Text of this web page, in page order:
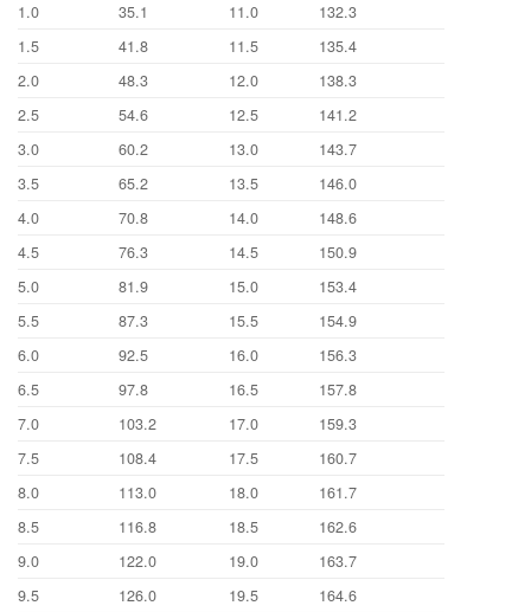
1.0
35.1 11.0
132.3
1.5
41.8 11.5
135.4
2.0
48.3 12.0
138.3
2.5
54.6 12.5
141.2
3.0
60.2 13.0
143.7
3.5
65.2 13.5
146.0
4.0
70.8 14.0
148.6
4.5
76.3 14.5
150.9
5.0
81.9 15.0
153.4
5.5
87.3 15.5
154.9
6.0
92.5 16.0
156.3
6.5
97.8 16.5
157.8
7.0
103.2 17.0
159.3
7.5
108.4 17.5
160.7
8.0
113.0 18.0
161.7
8.5
116.8 18.5
162.6
9.0
122.0 19.0
163.7
9.5
126.0 19.5
164.6